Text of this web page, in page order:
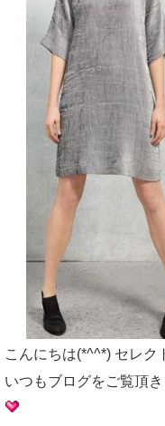
こんにちは(*^^*) セレク
いつもブログをご覧頂